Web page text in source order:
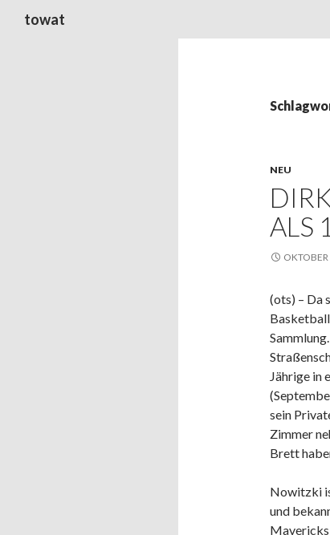
towat
NEU
ALS
(ots) – Da
Jährige in
sein
Zimmer
Brett
Nowitzki
und
Mavericks